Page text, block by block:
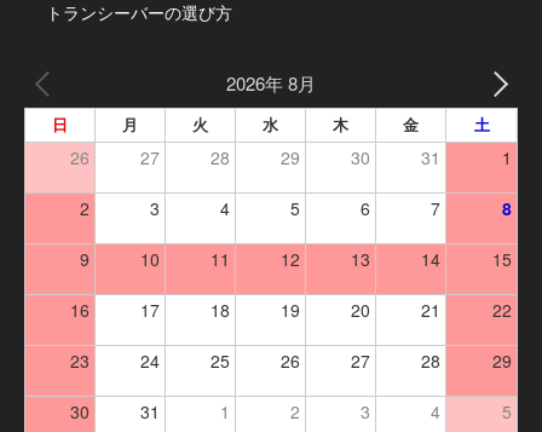
トランシーバーの選び方
2026年 8月
日 月 火 水 木 金 土
26 27 28 29 30 31 1
2 3 4 5 6 7 8
9 10 11 12 13 14 15
16 17 18 19 20 21 22
23 24 25 26 27 28 29
30 31 1 2 3 4 5